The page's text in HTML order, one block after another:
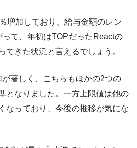
増加しており、給与金額のレン
て、年初はTOPだったReactの
てきた状況と言えるでしょう。
著しく、こちらもほかの2つの
となりました。一方上限値は他の
なっており、今後の推移が気にな